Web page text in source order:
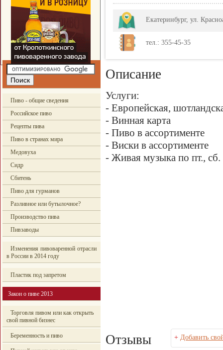
Пиво - общие сведения
Российское пиво
Рецепты пива
Пиво в странах мира
Медовуха
Сидр
Сбитень
Пиво для гурманов
Разливное или бутылочное?
Производство пива
Пивзаводы
Изменения пивоваренной отрасли
в России в 2014 году
Пластик под запретом
Закон о пиве 2013
Торговля пивом или как открыть
свой пивной бизнес
Беременность и пиво
Екатеринбург, ул.
тел.: 355-45-35
Описание
Услуги:
- Европейская,
- Винная карта
- Пиво в ассортименте
- Виски в ассортименте
- Живая музыка по пт.,
Отзывы + Добавить